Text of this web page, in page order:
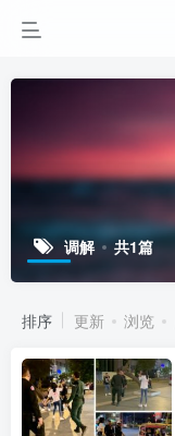
调解 共1篇
排序 更新 浏览